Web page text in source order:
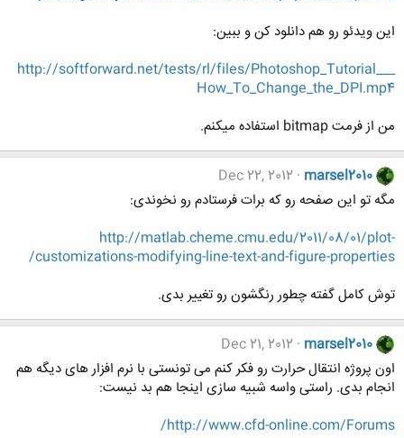
این ویدئو رو هم دانلود کن و ببین:
http://softforward.net/tests/rl/files/Photoshop_Tutorial___
How_To_Change_the_DPI.mp4
من از فرمت bitmap استفاده میکنم.
marsel2010
Dec 22, 2012
مگه تو این صفحه رو که برات فرستادم رو نخوندی:
http://matlab.cheme.cmu.edu/2011/08/01/plot-
customizations-modifying-line-text-and-figure-properties/
توش کامل گفته چطور رنگشون رو تغییر بدی.
marsel2010
Dec 21, 2012
اون پروژه انتقال حرارت رو فکر کنم می تونستی با نرم افزار های دیگه هم
انجام بدی. راستی واسه شبیه سازی اینجا هم بد نیست:
http://www.cfd-online.com/Forums/